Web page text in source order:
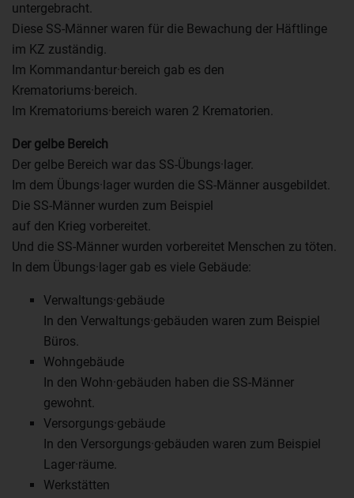
untergebracht.
Diese SS-Männer waren für die Bewachung der Häftlinge
im KZ zuständig.
Im Kommandantur·bereich gab es den
Krematoriums·bereich.
Im Krematoriums·bereich waren 2 Krematorien.
Der gelbe Bereich
Der gelbe Bereich war das SS-Übungs·lager.
Im dem Übungs·lager wurden die SS-Männer ausgebildet.
Die SS-Männer wurden zum Beispiel
auf den Krieg vorbereitet.
Und die SS-Männer wurden vorbereitet Menschen zu töten.
In dem Übungs·lager gab es viele Gebäude:
Verwaltungs·gebäude
In den Verwaltungs·gebäuden waren zum Beispiel
Büros.
Wohngebäude
In den Wohn·gebäuden haben die SS-Männer
gewohnt.
Versorgungs·gebäude
In den Versorgungs·gebäuden waren zum Beispiel
Lager·räume.
Werkstätten